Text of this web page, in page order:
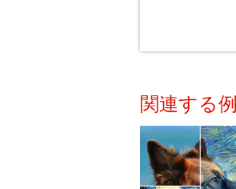
関連する例